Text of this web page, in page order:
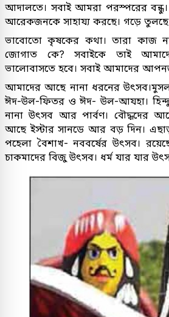
আদালতে। সবাই আমরা পরস্পরের
আরেকজনকে সাহায্য করছে। গড়ে তুলছে
ভাবোতো কৃষকের কথা। তারা কাজ
জোগাত কে? সবাইকে তাই
ভালোবাসতে হবে। সবাই আমাদের
আমাদের আছে নানা ধরনের
ঈদ-উল-ফিতর ও ঈদ- উল-আযহা।
নানা উৎসব আর পার্বণ। বৌদ্ধদের আছে
আছে ইস্টার সানডে আর বড় দিন।
পহেলা বৈশাখ- নববর্ষের উৎসব।
চাকমাদের বিজু উৎসব। ধর্ম যার যার